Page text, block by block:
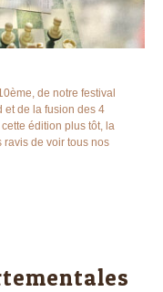
de notre festival
et de la fusion des 4
édition plus tôt, la
ravis de voir tous nos